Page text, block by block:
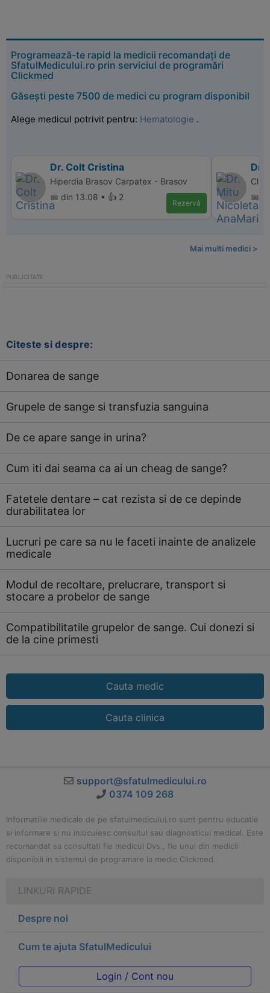
Programează-te rapid la medicii recomandați de
SfatulMedicului.ro prin serviciul de programări
Clickmed
Găsești peste 7500 de medici cu program disponibil
Alege medicul potrivit pentru: Hematologie .
Dr. Colt Cristina
Hiperdia Brasov Carpatex - Brasov
📅 din 13.08 • 👍 2
Rezervă
Dr.
📅
Mai multi medici >
Citeste si despre:
Donarea de sange
Grupele de sange si transfuzia sanguina
De ce apare sange in urina?
Cum iti dai seama ca ai un cheag de sange?
Fatetele dentare – cat rezista si de ce depinde
durabilitatea lor
Lucruri pe care sa nu le faceti inainte de analizele
medicale
Modul de recoltare, prelucrare, transport si
stocare a probelor de sange
Compatibilitatile grupelor de sange. Cui donezi si
de la cine primesti
Cauta medic
Cauta clinica
support@sfatulmedicului.ro
0374 109 268
Informatiile medicale de pe sfatulmedicului.ro sunt pentru educatie
si informare si nu inlocuiesc consultul sau diagnosticul medical. Este
recomandat sa consultati fie medicul Dvs., fie unul din medicii
disponibili in sistemul de programare la medic Clickmed.
LINKURI RAPIDE
Despre noi
Cum te ajuta SfatulMedicului
Login / Cont nou